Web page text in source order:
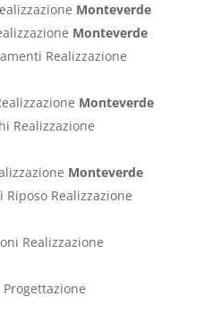
Monteverde
Monteverde
Realizzazione
Monteverde
Realizzazione
Monteverde
Realizzazione
Realizzazione